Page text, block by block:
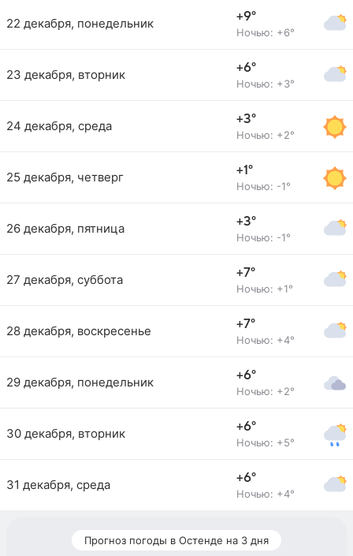
22 декабря, понедельник +9°
Ночью: +6°
23 декабря, вторник +6°
Ночью: +3°
24 декабря, среда +3°
Ночью: +2°
25 декабря, четверг +1°
Ночью: -1°
26 декабря, пятница +3°
Ночью: -1°
27 декабря, суббота +7°
Ночью: +1°
28 декабря, воскресенье +7°
Ночью: +4°
29 декабря, понедельник +6°
Ночью: +2°
30 декабря, вторник +6°
Ночью: +5°
31 декабря, среда +6°
Ночью: +4°
Прогноз погоды в Остенде на 3 дня